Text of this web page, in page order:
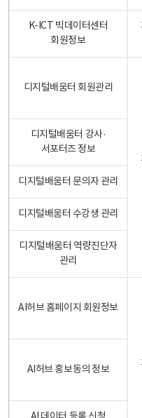
K-ICT 빅데이터센터
회원정보
디지털배움터 회원관리
디지털배움터 강사·
서포터즈 정보
디지털배움터 문의자 관리
디지털배움터 수강생 관리
디지털배움터 역량진단자
관리
AI허브 홈페이지 회원정보
AI허브 홍보동의 정보